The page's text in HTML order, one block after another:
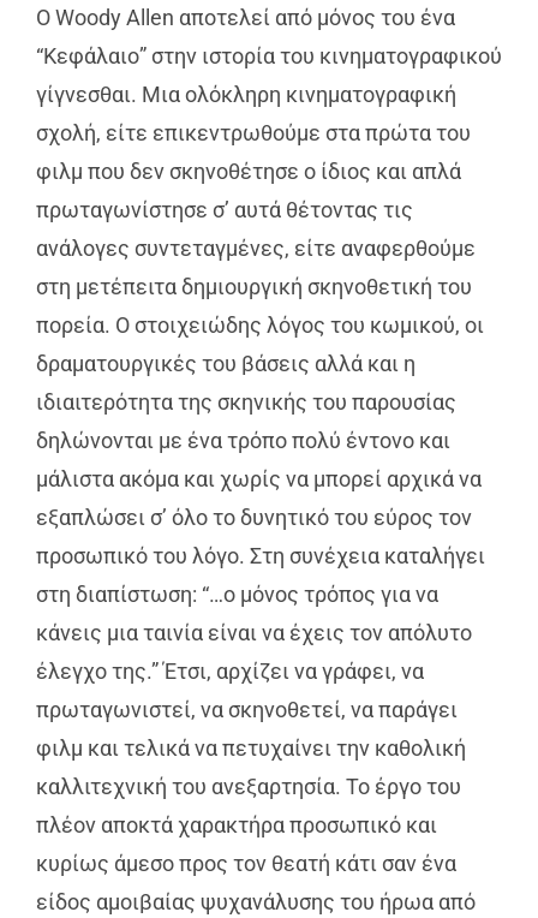
Ο Woody Allen αποτελεί από μόνος του ένα
“Κεφάλαιο” στην ιστορία του κινηματογραφικού
γίγνεσθαι. Μια ολόκληρη κινηματογραφική
σχολή, είτε επικεντρωθούμε στα πρώτα του
φιλμ που δεν σκηνοθέτησε ο ίδιος και απλά
πρωταγωνίστησε σ’ αυτά θέτοντας τις
ανάλογες συντεταγμένες, είτε αναφερθούμε
στη μετέπειτα δημιουργική σκηνοθετική του
πορεία. Ο στοιχειώδης λόγος του κωμικού, οι
δραματουργικές του βάσεις αλλά και η
ιδιαιτερότητα της σκηνικής του παρουσίας
δηλώνονται με ένα τρόπο πολύ έντονο και
μάλιστα ακόμα και χωρίς να μπορεί αρχικά να
εξαπλώσει σ’ όλο το δυνητικό του εύρος τον
προσωπικό του λόγο. Στη συνέχεια καταλήγει
στη διαπίστωση: “…ο μόνος τρόπος για να
κάνεις μια ταινία είναι να έχεις τον απόλυτο
έλεγχο της.” Έτσι, αρχίζει να γράφει, να
πρωταγωνιστεί, να σκηνοθετεί, να παράγει
φιλμ και τελικά να πετυχαίνει την καθολική
καλλιτεχνική του ανεξαρτησία. Το έργο του
πλέον αποκτά χαρακτήρα προσωπικό και
κυρίως άμεσο προς τον θεατή κάτι σαν ένα
είδος αμοιβαίας ψυχανάλυσης του ήρωα από